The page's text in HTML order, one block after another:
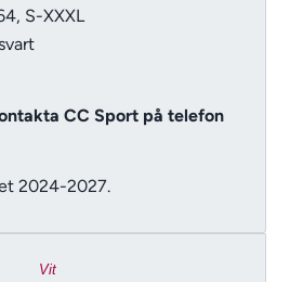
S-XXXL
CC Sport på telefon
2024-2027.
Vit